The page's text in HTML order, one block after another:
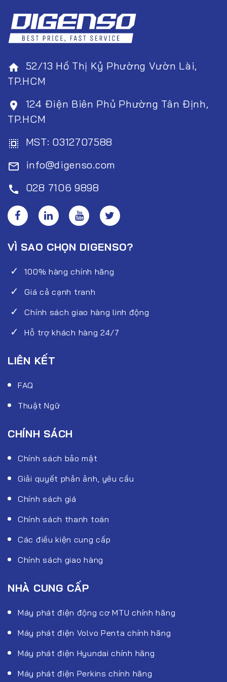
home 52/13 Hồ Thị Kỷ Phường Vườn Lài,
TP.HCM
room
124 Điện Biên Phủ Phường Tân Định,
TP.HCM
select_all MST: 0312707588
mail_outline info@digenso.com
call 028 7106 9898
VÌ SAO CHỌN DIGENSO?
100% hàng chính hãng
Giá cả cạnh tranh
Chính sách giao hàng linh động
Hỗ trợ khách hàng 24/7
LIÊN KẾT
FAQ
Thuật Ngữ
CHÍNH SÁCH
Chính sách bảo mật
Giải quyết phản ảnh, yêu cầu
Chính sách giá
Chính sách thanh toán
Các điều kiện cung cấp
Chính sách giao hàng
NHÀ CUNG CẤP
Máy phát điện động cơ MTU chính hãng
Máy phát điện Volvo Penta chính hãng
Máy phát điện Hyundai chính hãng
Máy phát điện Perkins chính hãng